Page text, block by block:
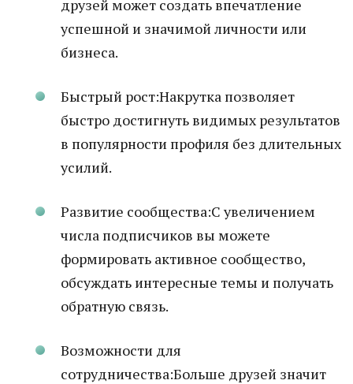
друзей может создать впечатление
успешной и значимой личности или
бизнеса.
Быстрый рост:Накрутка позволяет
быстро достигнуть видимых результатов
в популярности профиля без длительных
усилий.
Развитие сообщества:С увеличением
числа подписчиков вы можете
формировать активное сообщество,
обсуждать интересные темы и получать
обратную связь.
Возможности для
сотрудничества:Больше друзей значит